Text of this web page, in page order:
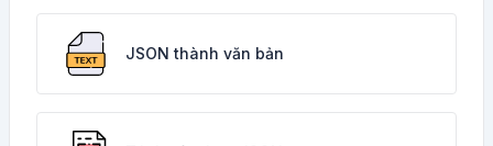
JSON thành văn bản